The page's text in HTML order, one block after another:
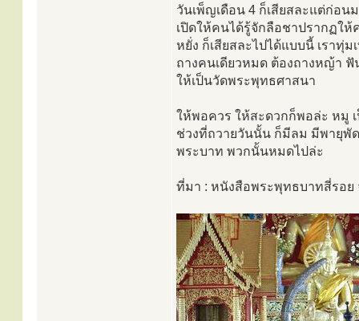
วันเพ็ญเดือน 4 ก็เสียสละแต่ก่อ
เปิดให้คนได้รู้จักลือชาปรากฏให้
หยั่ง ก็เสียสละไปได้แบบนี้ เราทุ่
ถางคนเดียวหมด ต้องถางหญ้า
ให้เป็นวัดพระพุทธศาสนา
ให้พอควร ให้สะดวกก็พอล่ะ หมู
ช่วงที่ถวายวันนั้น ก็มีลม มีพายุพั
พระบาท พวกนั้นหมดไปล่ะ
ที่มา : หนังสือพระพุทธบาทสี่รอ